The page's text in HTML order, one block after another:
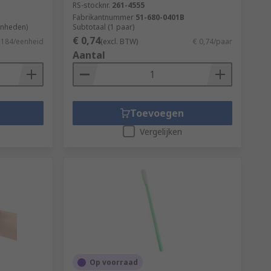
eenheid
RS-stocknr. 261-4555
Fabrikantnummer 51-680-0401B
Subtotaal (1 paar)
€ 0,74(excl. BTW) € 0,74/paar
Aantal
Toevoegen
Vergelijken
Op voorraad